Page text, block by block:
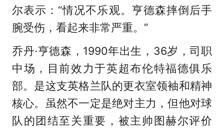
尔表示：“情况不乐观。亨德森摔倒后手
腕受伤，看起来非常严重。”
乔丹·亨德森，1990年出生，36岁，司职
中场，目前效力于英超布伦特福德俱乐
部。是这支英格兰队的更衣室领袖和精神
核心。虽然不一定是绝对主力，但他对球
队的团结至关重要，被主帅图赫尔评价